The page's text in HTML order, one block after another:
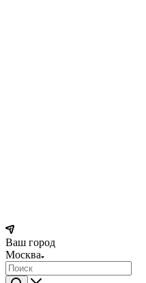
Ваш город
Москва